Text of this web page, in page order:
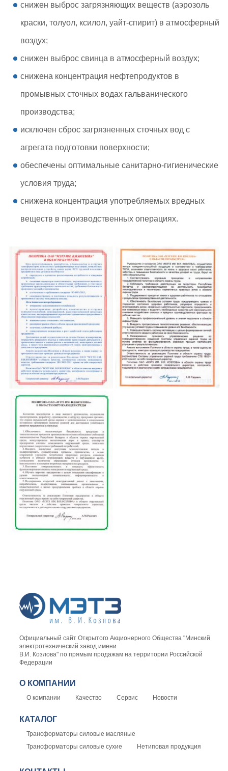
снижен выброс загрязняющих веществ (аэрозоль
краски, толуол, ксилол, уайт-спирит) в атмосферный
воздух;
снижен выброс свинца в атмосферный воздух;
снижена концентрация нефтепродуктов в
промывных сточных водах гальванического
производства;
исключен сброс загрязненных сточных вод с
агрегата подготовки поверхности;
обеспечены оптимальные санитарно-гигиенические
условия труда;
снижена концентрация употребляемых вредных
веществ в производственных операциях.
Официальный сайт Открытого Акционерного Общества "Минский
электротехнический завод имени
В.И. Козлова" по прямым продажам на территории Российской
Федерации
О КОМПАНИИ
О компании Качество Сервис Новости
КАТАЛОГ
Трансформаторы силовые масляные
Трансформаторы силовые сухие
Нетиповая продукция